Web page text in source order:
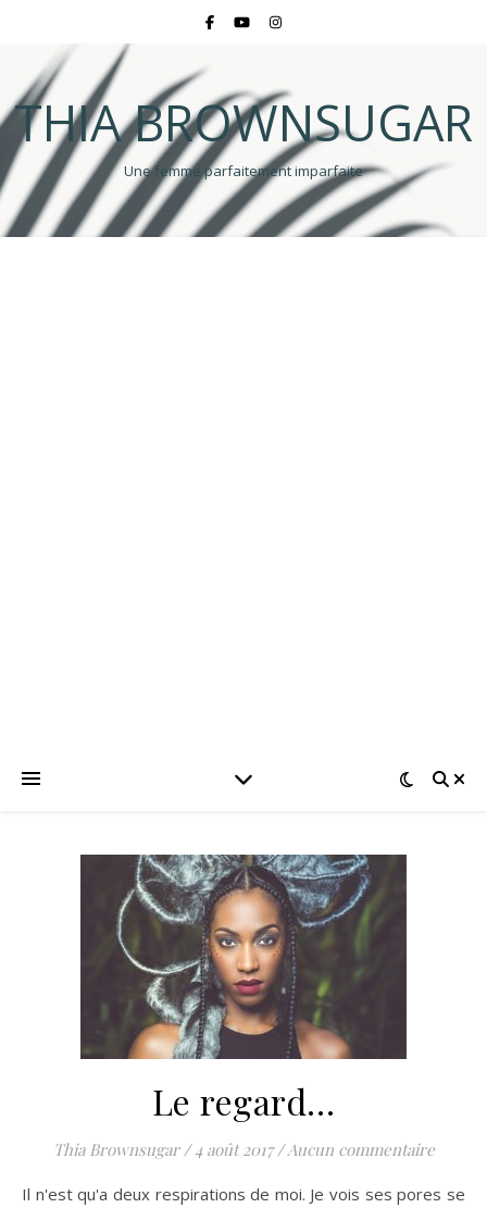
THIA BROWNSUGAR
Une femme parfaitement imparfaite
Le regard…
Thia Brownsugar / 4 août 2017 /Aucun commentaire
Il n'est qu'a deux respirations de moi. Je vois ses pores se